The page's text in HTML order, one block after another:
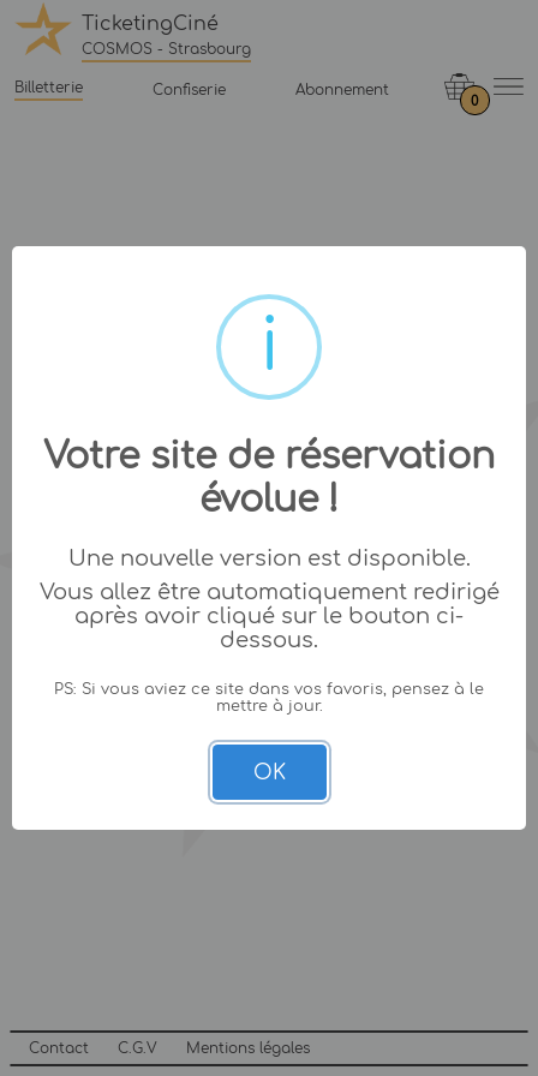
TicketingCiné
COSMOS - Strasbourg
Billetterie Confiserie Abonnement
0
Contact C.G.V Mentions légales
Votre site de réservation
évolue !
Une nouvelle version est disponible.
Vous allez être automatiquement redirigé
après avoir cliqué sur le bouton ci-
dessous.
PS: Si vous aviez ce site dans vos favoris, pensez à le
mettre à jour.
OK